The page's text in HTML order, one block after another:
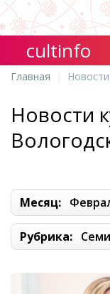
cultinfo
Главная Новости
Новости
Месяц:
Рубрика: